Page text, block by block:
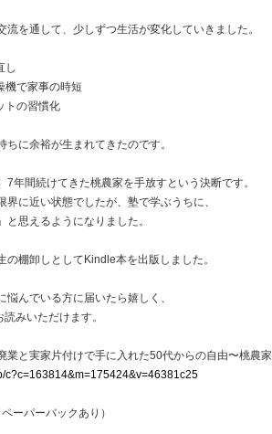
流を通して、少しずつ生活が変化していきました。
し
機で家事の時短
トの習慣化
ちに余裕が生まれてきたのです。
7年間続けてきた桃農家を手放すという決断です。
に近い状態でしたが、塾で学ぶうちに、
と思えるようになりました。
の棚卸しとしてKindle本を出版しました。
悩んでいる方に届いたら嬉しく、
みいただけます。
業と実家片付けで手に入れた50代からの自由〜桃農家
c?c=163814&m=175424&v=46381c25
ーパーバックあり）